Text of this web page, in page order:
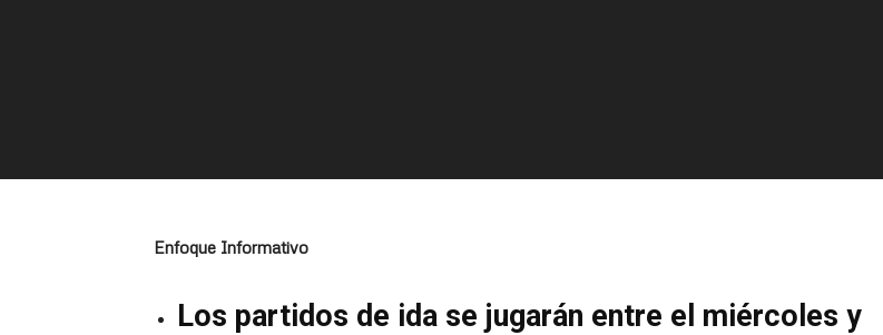
Enfoque Informativo
Los partidos de ida se jugarán entre el miércoles y